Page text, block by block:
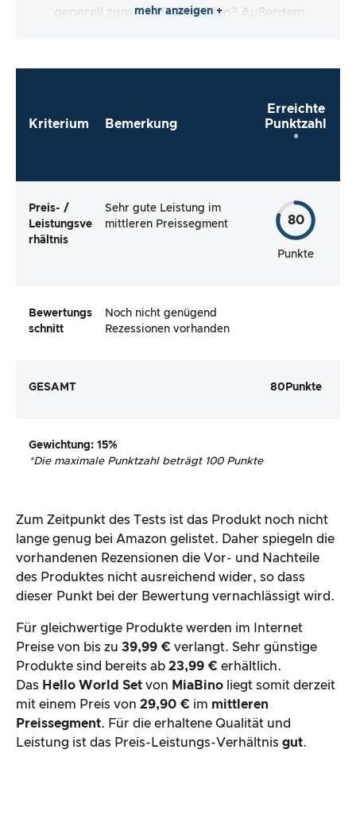
generell zum Kauf empfehlen? Außerdem
Bewertungen tatsächlich gerechtfertigt sind.
mehr anzeigen +
Kriterium Bemerkung
Erreichte
Punktzahl
*
Preis- /
Leistungsve
rhältnis
Sehr gute Leistung im
mittleren Preissegment
80
Punkte
Bewertungs
schnitt
Noch nicht genügend
Rezessionen vorhanden
GESAMT 80 Punkte
Gewichtung: 15%
*Die maximale Punktzahl beträgt 100 Punkte
Zum Zeitpunkt des Tests ist das Produkt noch nicht
lange genug bei Amazon gelistet. Daher spiegeln die
vorhandenen Rezensionen die Vor- und Nachteile
des Produktes nicht ausreichend wider, so dass
dieser Punkt bei der Bewertung vernachlässigt wird.
Für gleichwertige Produkte werden im Internet
Preise von bis zu 39,99 € verlangt. Sehr günstige
Produkte sind bereits ab 23,99 € erhältlich.
Das Hello World Set von MiaBino liegt somit derzeit
mit einem Preis von 29,90 € im mittleren
Preissegment. Für die erhaltene Qualität und
Leistung ist das Preis-Leistungs-Verhältnis gut.